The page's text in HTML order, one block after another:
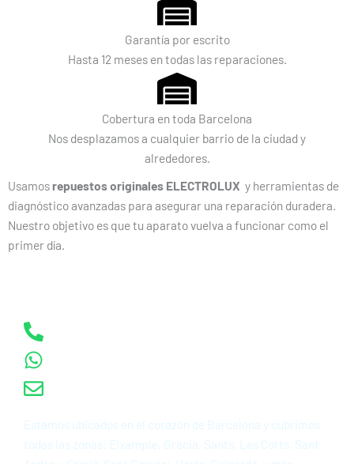
Garantía por escrito
Hasta 12 meses en todas las reparaciones.
Cobertura en toda Barcelona
Nos desplazamos a cualquier barrio de la ciudad y
alrededores.
Usamosrepuestos originales ELECTROLUX y herramientas de
diagnóstico avanzadas para asegurar una reparación duradera.
Nuestro objetivo es que tu aparato vuelva a funcionar como el
primer día.
Estamos ubicados en el corazón de Barcelona y cubrimos
todas las zonas: Eixample, Gràcia, Sants, Les Corts, Sant